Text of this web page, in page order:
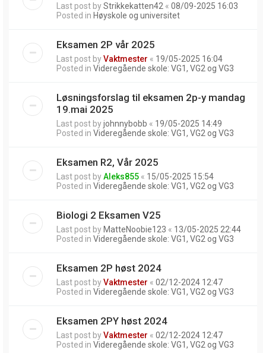
Last post byStrikkekatten42 « 08/09-2025 16:03
Posted in Høyskole og universitet
Eksamen 2P vår 2025
Last post byVaktmester « 19/05-2025 16:04
Posted in Videregående skole: VG1, VG2 og VG3
Løsningsforslag til eksamen 2p-y mandag
19.mai 2025
Last post byjohnnybobb « 19/05-2025 14:49
Posted in Videregående skole: VG1, VG2 og VG3
Eksamen R2, Vår 2025
Last post byAleks855 « 15/05-2025 15:54
Posted in Videregående skole: VG1, VG2 og VG3
Biologi 2 Eksamen V25
Last post by MatteNoobie123 « 13/05-2025 22:44
Posted in Videregående skole: VG1, VG2 og VG3
Eksamen 2P høst 2024
Last post byVaktmester « 02/12-2024 12:47
Posted in Videregående skole: VG1, VG2 og VG3
Eksamen 2PY høst 2024
Last post byVaktmester « 02/12-2024 12:47
Posted in Videregående skole: VG1, VG2 og VG3